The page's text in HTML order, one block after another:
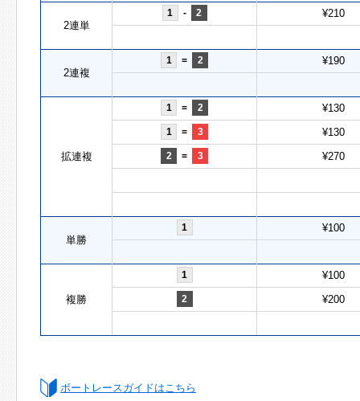
2連単
1 - 2 ¥210
2連複
1 = 2 ¥190
拡連複
1 = 2 ¥130
1 = 3 ¥130
2 = 3 ¥270
単勝
1 ¥100
複勝
1 ¥100
2 ¥200
ボートレースガイドはこちら